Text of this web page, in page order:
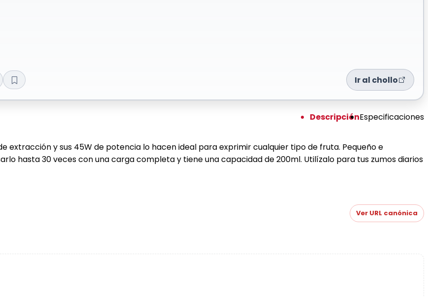
Ir al chollo
DescripciónEspecificaciones
extracción y sus 45W de potencia lo hacen ideal para exprimir cualquier tipo de fruta. Pequeño e
hasta 30 veces con una carga completa y tiene una capacidad de 200ml. Utilízalo para tus zumos diarios
Ver URL canónica